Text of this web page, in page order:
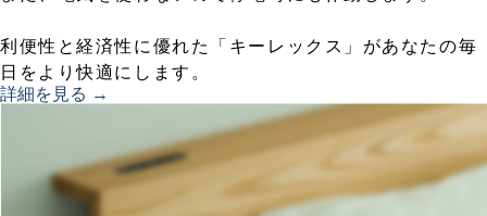
利便性と経済性に優れた「キーレックス」があなたの毎
日をより快適にします。
詳細を見る →